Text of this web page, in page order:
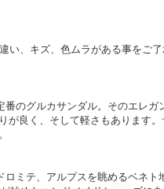
い、キズ、色ムラがある事をご
のグルカサンダル。そのエレ
が良く、そして軽さもあります
ロミテ、アルプスを眺めるベネ